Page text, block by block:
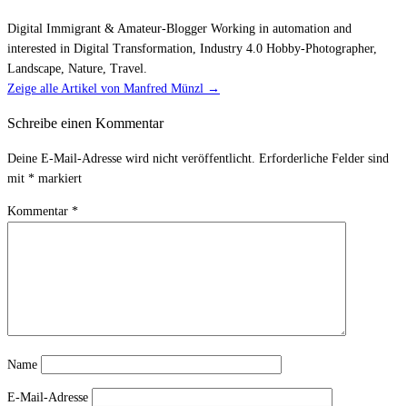
Digital Immigrant & Amateur-Blogger Working in automation and
interested in Digital Transformation, Industry 4.0 Hobby-Photographer,
Landscape, Nature, Travel.
Zeige alle Artikel von Manfred Münzl →
Schreibe einen Kommentar
Deine E-Mail-Adresse wird nicht veröffentlicht. Erforderliche Felder sind
mit * markiert
Kommentar *
Name
E-Mail-Adresse